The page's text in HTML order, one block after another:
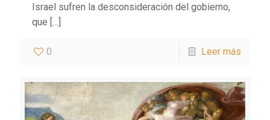
Israel sufren la desconsideración del gobierno,
que […]
0 Leer más